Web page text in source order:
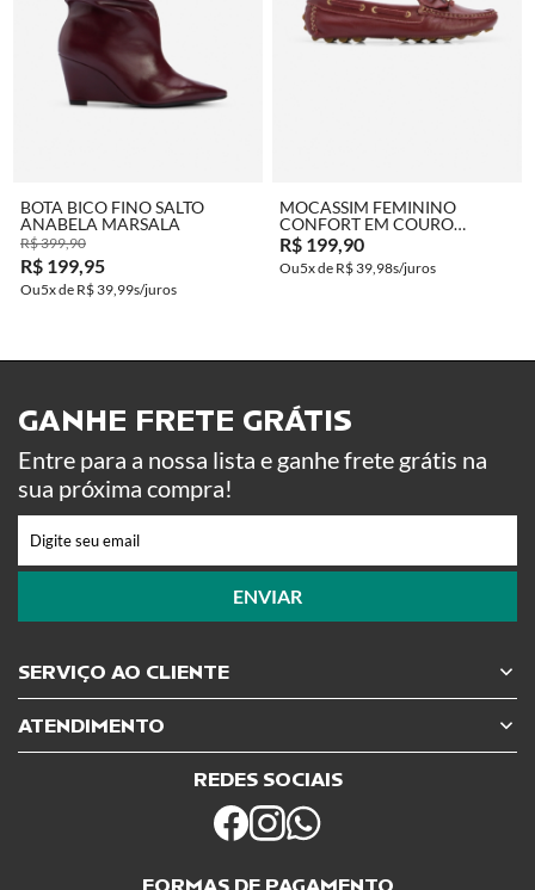
BOTA BICO FINO SALTO
ANABELA MARSALA
R$ 399,90
R$ 199,95
5x de R$ 39,99
COMPRAR
MOCASSIM FEMININO
CONFORT EM COURO
MARSALA
R$ 199,90
5x de R$ 39,98
SERVIÇO AO CLIENTE
ATENDIMENTO
REDES SOCIAIS
FORMAS DE PAGAMENTO
GANHE FRETE GRÁTIS ​
Entre para a nossa lista e ganhe frete grátis na
sua próxima compra!
ENVIAR